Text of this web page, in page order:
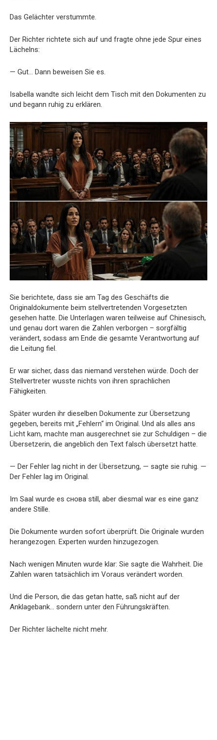
Das Gelächter verstummte.
Der Richter richtete sich auf und fragte ohne jede Spur eines
Lächelns:
— Gut… Dann beweisen Sie es.
Isabella wandte sich leicht dem Tisch mit den Dokumenten zu
und begann ruhig zu erklären.
Sie berichtete, dass sie am Tag des Geschäfts die
Originaldokumente beim stellvertretenden Vorgesetzten
gesehen hatte. Die Unterlagen waren teilweise auf Chinesisch,
und genau dort waren die Zahlen verborgen – sorgfältig
verändert, sodass am Ende die gesamte Verantwortung auf
die Leitung fiel.
Er war sicher, dass das niemand verstehen würde. Doch der
Stellvertreter wusste nichts von ihren sprachlichen
Fähigkeiten.
Später wurden ihr dieselben Dokumente zur Übersetzung
gegeben, bereits mit „Fehlern“ im Original. Und als alles ans
Licht kam, machte man ausgerechnet sie zur Schuldigen – die
Übersetzerin, die angeblich den Text falsch übersetzt hatte.
— Der Fehler lag nicht in der Übersetzung, — sagte sie ruhig. —
Der Fehler lag im Original.
Im Saal wurde es снова still, aber diesmal war es eine ganz
andere Stille.
Die Dokumente wurden sofort überprüft. Die Originale wurden
herangezogen. Experten wurden hinzugezogen.
Nach wenigen Minuten wurde klar: Sie sagte die Wahrheit. Die
Zahlen waren tatsächlich im Voraus verändert worden.
Und die Person, die das getan hatte, saß nicht auf der
Anklagebank… sondern unter den Führungskräften.
Der Richter lächelte nicht mehr.